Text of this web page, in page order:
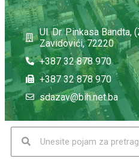
Ul. Dr. Pinkasa Bandta,
Zavidovići, 72220
+387 32 878 970
+387 32 878 970
sdazav@bih.net.ba